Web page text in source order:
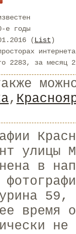
е годы
(List)
интернета
2283, за месяц
,
улицы
в
время